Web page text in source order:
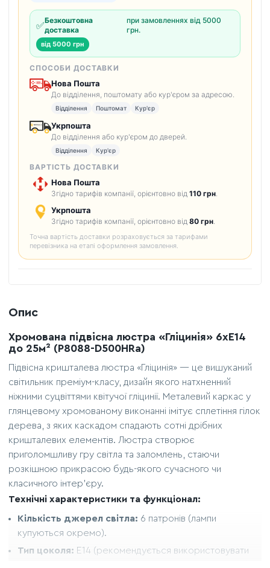
✅Безкоштовна
доставка
при замовленнях від 5000
грн.
від 5000 грн
СПОСОБИ ДОСТАВКИ
Нова Пошта
До відділення, поштомату або кур'єром за адресою.
Відділення Поштомат Кур'єр
Укрпошта
До відділення або кур'єром до дверей.
Відділення Кур'єр
ВАРТІСТЬ ДОСТАВКИ
Нова Пошта
Згідно тарифів компанії, орієнтовно від 110 грн
Укрпошта
Згідно тарифів компанії, орієнтовно від 80 грн
Точна вартість доставки розраховується за тарифами
перевізника на етапі оформлення замовлення.
Опис
Хромована підвісна люстра «Гліцинія» 6xE14
до 25м² (P8088-D500HRa)
Підвісна кришталева люстра «Гліцинія» — це вишуканий
світильник преміум-класу, дизайн якого натхненний
ніжними суцвіттями квітучої гліцинії. Металевий каркас у
глянцевому хромованому виконанні імітує сплетіння гілок
дерева, з яких каскадом спадають сотні дрібних
кришталевих елементів. Люстра створює
приголомшливу гру світла та заломлень, стаючи
розкішною прикрасою будь-якого сучасного чи
класичного інтер'єру.
Технічні характеристики та функціонал:
Кількість джерел світла: 6 патронів (лампи
купуються окремо).
Тип цоколя: E14 (рекомендується використовувати